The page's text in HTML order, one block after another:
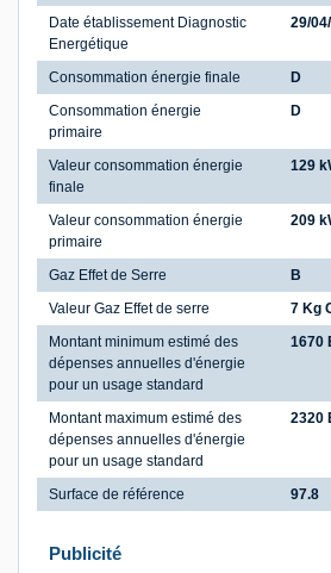
Date établissement Diagnostic
Energétique
29/
Consommation énergie finale
D
Consommation énergie
primaire
D
Valeur consommation énergie
finale
129
Valeur consommation énergie
primaire
209
Gaz Effet de Serre
B
Valeur Gaz Effet de serre
7 Kg
Montant minimum estimé des
dépenses annuelles d'énergie
pour un usage standard
1670
Montant maximum estimé des
dépenses annuelles d'énergie
pour un usage standard
2320
Surface de référence 97.8
Publicité